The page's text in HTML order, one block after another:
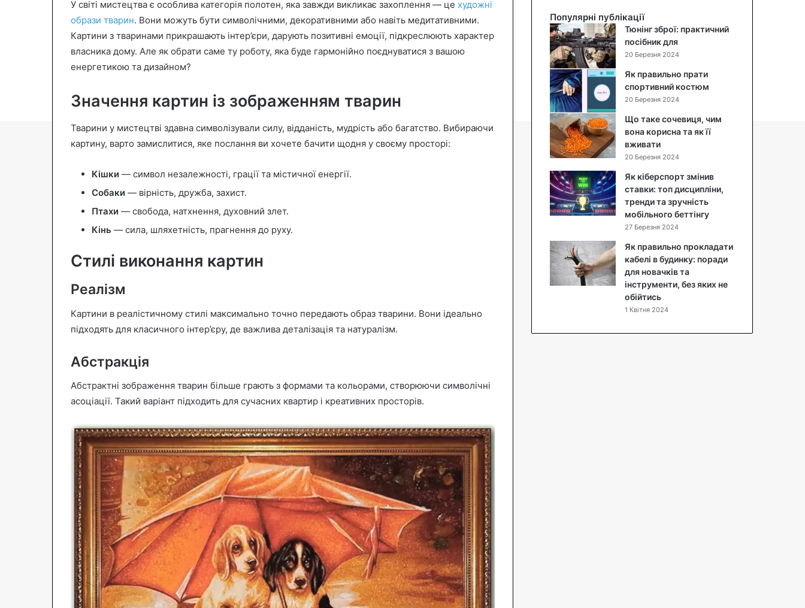
n
e
m
a
i
У світі мистецтва є особлива категорія полотен, яка завжди викликає захоплення — це художні
образи тварин. Вони можуть бути символічними, декоративними або навіть медитативними.
Картини з тваринами прикрашають інтер’єри, дарують позитивні емоції, підкреслюють характер
власника дому. Але як обрати саме ту роботу, яка буде гармонійно поєднуватися з вашою
енергетикою та дизайном?
Значення картин із зображенням тварин
Тварини у мистецтві здавна символізували силу, відданість, мудрість або багатство. Вибираючи
картину, варто замислитися, яке послання ви хочете бачити щодня у своєму просторі:
Кішки — символ незалежності, грації та містичної енергії.
Собаки — вірність, дружба, захист.
Птахи — свобода, натхнення, духовний злет.
Кінь — сила, шляхетність, прагнення до руху.
Стилі виконання картин
Реалізм
Картини в реалістичному стилі максимально точно передають образ тварини. Вони ідеально
підходять для класичного інтер’єру, де важлива деталізація та натуралізм.
Абстракція
Абстрактні зображення тварин більше грають з формами та кольорами, створюючи символічні
асоціації. Такий варіант підходить для сучасних квартир і креативних просторів.
с
а
л
а
т
:
п
о
к
р
о
к
о
в
и
й
ц
е
п
т
т
Популярні публікації
Тюнінг зброї: практичний
посібник для
20 Березня 2024
Як правильно прати
спортивний костюм
20 Березня 2024
Що таке сочевиця, чим
вона корисна та як її
вживати
20 Березня 2024
Як кіберспорт змінив
ставки: топ дисципліни,
тренди та зручність
мобільного беттінгу
27 Березня 2024
Як правильно прокладати
кабелі в будинку: поради
для новачків та
інструменти, без яких не
обійтись
1 Квітня 2024